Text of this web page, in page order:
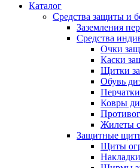
Каталог
Средства защиты и
Заземления
Средства
Очки
Каски
Щитки
Обувь
Ковры
Жилеты
Защитные
Щиты